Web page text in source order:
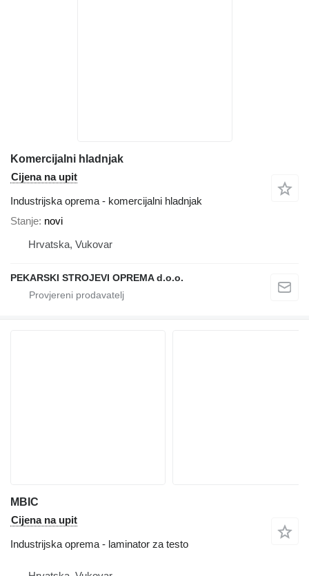
Komercijalni hladnjak
Cijena na upit
Industrijska oprema - komercijalni hladnjak
Stanje novi
Hrvatska, Vukovar
PEKARSKI STROJEVI OPREMA d.o.o.
MBIC
Cijena na upit
Industrijska oprema - laminator za testo